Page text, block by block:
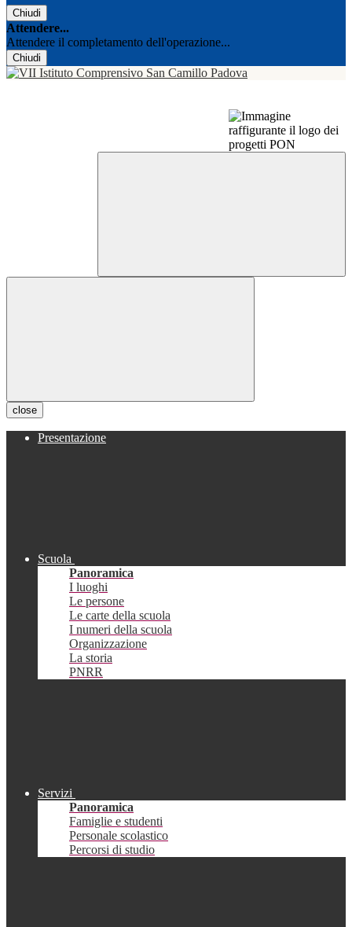
Chiudi
Attendere...
Attendere il completamento dell'operazione...
Chiudi
close
Presentazione
Scuola
Panoramica
I luoghi
Le persone
Le carte della scuola
I numeri della scuola
Organizzazione
La storia
PNRR
Servizi
Panoramica
Famiglie e studenti
Personale scolastico
Percorsi di studio